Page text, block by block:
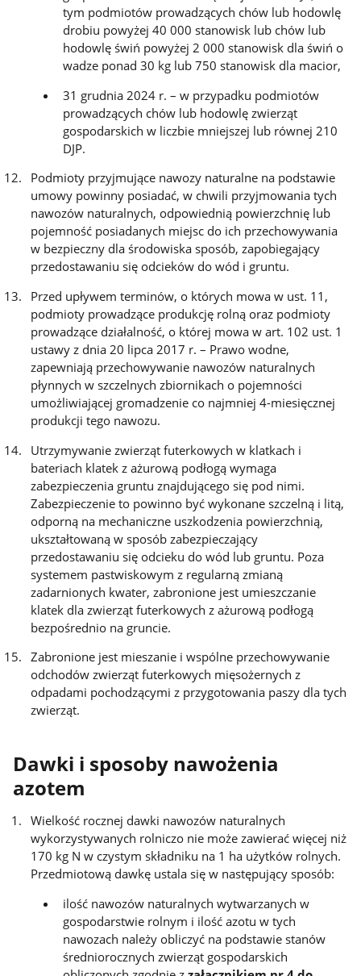
tym podmiotów prowadzących chów lub hodowlę
drobiu powyżej 40 000 stanowisk lub chów lub
hodowlę świń powyżej 2 000 stanowisk dla świń o
wadze ponad 30 kg lub 750 stanowisk dla macior,
31 grudnia 2024 r. – w przypadku podmiotów
prowadzących chów lub hodowlę zwierząt
gospodarskich w liczbie mniejszej lub równej 210
DJP.
Podmioty przyjmujące nawozy naturalne na podstawie
umowy powinny posiadać, w chwili przyjmowania tych
nawozów naturalnych, odpowiednią powierzchnię lub
pojemność posiadanych miejsc do ich przechowywania
w bezpieczny dla środowiska sposób, zapobiegający
przedostawaniu się odcieków do wód i gruntu.
Przed upływem terminów, o których mowa w ust. 11,
podmioty prowadzące produkcję rolną oraz podmioty
prowadzące działalność, o której mowa w art. 102 ust. 1
ustawy z dnia 20 lipca 2017 r. – Prawo wodne,
zapewniają przechowywanie nawozów naturalnych
płynnych w szczelnych zbiornikach o pojemności
umożliwiającej gromadzenie co najmniej 4-miesięcznej
produkcji tego nawozu.
Utrzymywanie zwierząt futerkowych w klatkach i
bateriach klatek z ażurową podłogą wymaga
zabezpieczenia gruntu znajdującego się pod nimi.
Zabezpieczenie to powinno być wykonane szczelną i litą,
odporną na mechaniczne uszkodzenia powierzchnią,
ukształtowaną w sposób zabezpieczający
przedostawaniu się odcieku do wód lub gruntu. Poza
systemem pastwiskowym z regularną zmianą
zadarnionych kwater, zabronione jest umieszczanie
klatek dla zwierząt futerkowych z ażurową podłogą
bezpośrednio na gruncie.
Zabronione jest mieszanie i wspólne przechowywanie
odchodów zwierząt futerkowych mięsożernych z
odpadami pochodzącymi z przygotowania paszy dla tych
zwierząt.
Dawki i sposoby nawożenia
azotem
Wielkość rocznej dawki nawozów naturalnych
wykorzystywanych rolniczo nie może zawierać więcej niż
170 kg N w czystym składniku na 1 ha użytków rolnych.
Przedmiotową dawkę ustala się w następujący sposób:
ilość nawozów naturalnych wytwarzanych w
gospodarstwie rolnym i ilość azotu w tych
nawozach należy obliczyć na podstawie stanów
średniorocznych zwierząt gospodarskich